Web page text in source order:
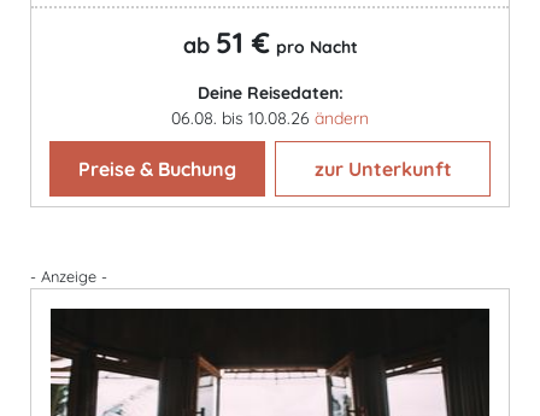
ab 51 € pro Nacht
Deine Reisedaten:
06.08. bis 10.08.26 ändern
Preise & Buchung zur Unterkunft
- Anzeige -